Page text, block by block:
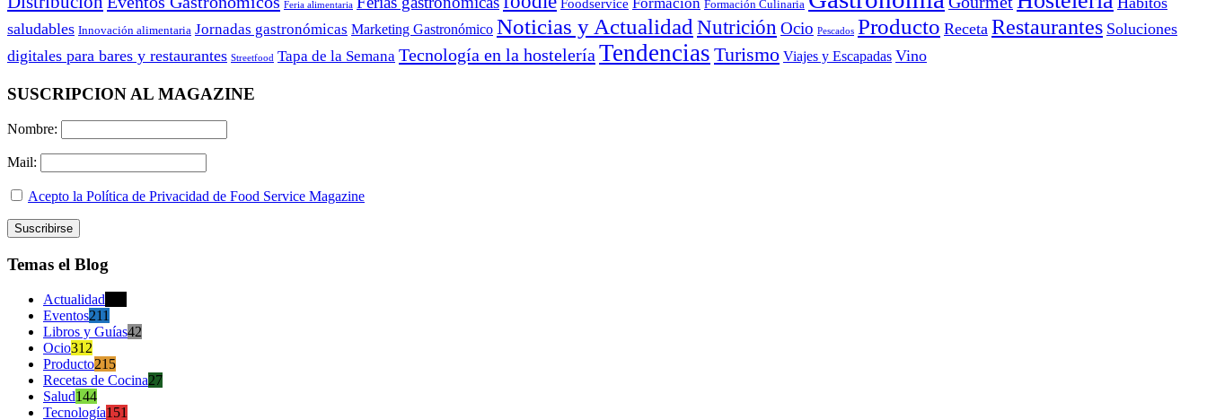
Feria alimentaria Foodservice Formación Culinaria
saludables Innovación alimentaria Jornadas gastronómicas Marketing Gastronómico Noticias y Actualidad Nutrición Ocio Pescados Producto Receta Restaurantes Soluciones
digitales para bares y restaurantes Streetfood Tapa de la Semana Tecnología en la hostelería Tendencias Turismo Viajes y Escapadas Vino
SUSCRIPCION AL MAGAZINE
Nombre:
Mail:
Acepto la Política de Privacidad de Food Service Magazine
Temas el Blog
Actualidad
Eventos211
Libros y Guías42
Ocio312
Producto215
Recetas de Cocina27
Salud144
Tecnología151